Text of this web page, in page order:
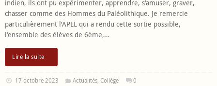
indien, ils ont pu expérimenter, apprendre, s’amuser, graver,
chasser comme des Hommes du Paléolithique. Je remercie
particulièrement l’APEL qui a rendu cette sortie possible,
l’ensemble des élèves de 6ème,…
Lire la suite
17 octobre 2023 Actualités,Collège 0